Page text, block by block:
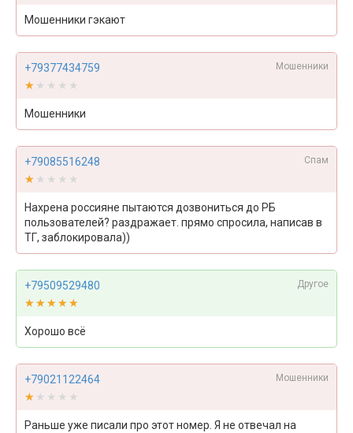
Мошенники гэкают
+79377434759 Мошенники
★★★★★
★★★★★
Мошенники
+79085516248 Спам
★★★★★
★★★★★
Нахрена россияне пытаются дозвониться до РБ
пользователей? раздражает. прямо спросила, написав в
ТГ, заблокировала))
+79509529480 Другое
★★★★★
★★★★★
Хорошо всё
+79021122464 Мошенники
★★★★★
★★★★★
Раньше уже писали про этот номер. Я не отвечал на